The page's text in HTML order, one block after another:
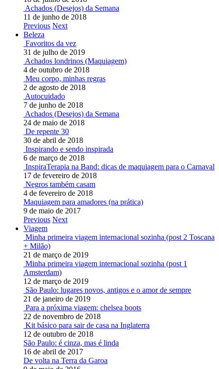
Achados (Desejos) da Semana
11 de junho de 2018
Previous Next
Beleza
Favoritos da vez
31 de julho de 2019
Achados londrinos (Maquiagem)
4 de outubro de 2018
Meu corpo, minhas regras
2 de agosto de 2018
Autocuidado
7 de junho de 2018
Achados (Desejos) da Semana
24 de maio de 2018
De repente 30
30 de abril de 2018
Inspirando e sendo inspirada
6 de março de 2018
InspiraTerapia na Band: dicas de maquiagem para o Carnaval
17 de fevereiro de 2018
Negros também casam
4 de fevereiro de 2018
Maquiagem para amadores (na prática)
9 de maio de 2017
Previous Next
Viagem
Minha primeira viagem internacional sozinha (post 2 Toscana
+ Milão)
21 de março de 2019
Minha primeira viagem internacional sozinha (post 1
Amsterdam)
12 de março de 2019
São Paulo: lugares novos, antigos e o amor de sempre
21 de janeiro de 2019
Para a próxima viagem: chelsea boots
22 de novembro de 2018
Kit básico para sair de casa na Inglaterra
12 de outubro de 2018
São Paulo: é cinza, mas é linda
16 de abril de 2017
De volta na Terra da Garoa